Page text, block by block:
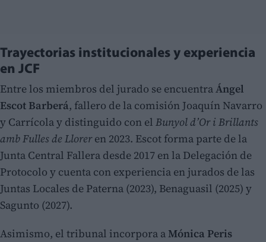
Trayectorias institucionales y experiencia
en JCF
Entre los miembros del jurado se encuentraÁngel
Escot Barberá, fallero de la comisión Joaquín Navarro
y Carrícola y distinguido con el Bunyol d’Or i Brillants
amb Fulles de Lloreren 2023. Escot forma parte de la
Junta Central Fallera desde 2017 en la Delegación de
Protocolo y cuenta con experiencia en jurados de las
Juntas Locales de Paterna (2023), Benaguasil (2025) y
Sagunto (2027).
Asimismo, el tribunal incorpora aMónica Peris